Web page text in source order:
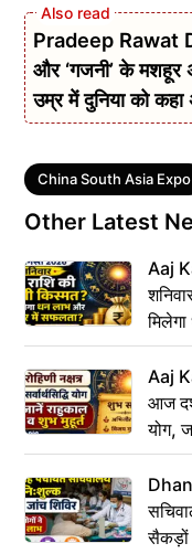
Pradeep Rawat
और ‘गजनी’ के मशहूर
उम्र में दुनिया को कहा
Tags
China South Asia Expo
Other Latest
Aaj
Aaj
आज
योग,
सैकड़ों